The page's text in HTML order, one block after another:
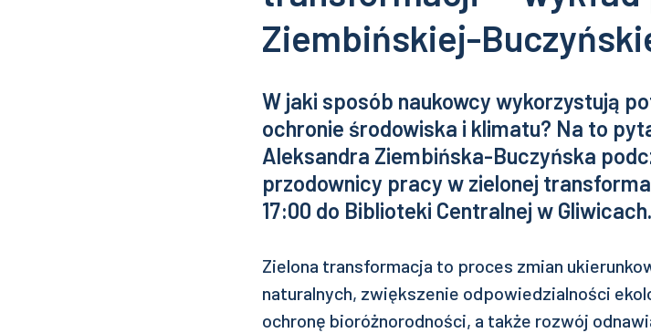
Ziembińskiej-
W jaki sposób naukowcy wykorzystują
ochronie środowiska i klimatu? Na to
Aleksandra Ziembińska-Buczyńska
przodownicy pracy w zielonej
17:00 do Biblioteki Centralnej w Gliwicach.
Zielona transformacja to proces zmian
naturalnych, zwiększenie odpowiedzialności
ochronę bioróżnorodności, a także rozwój